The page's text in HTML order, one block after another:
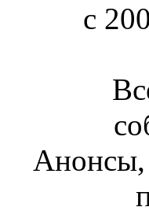
c
Анонсы,